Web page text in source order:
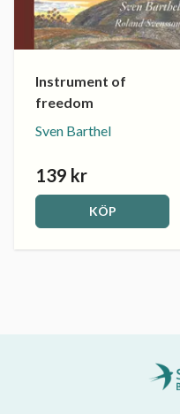
Instrument of
freedom
Sven Barthel
139 kr
KÖP